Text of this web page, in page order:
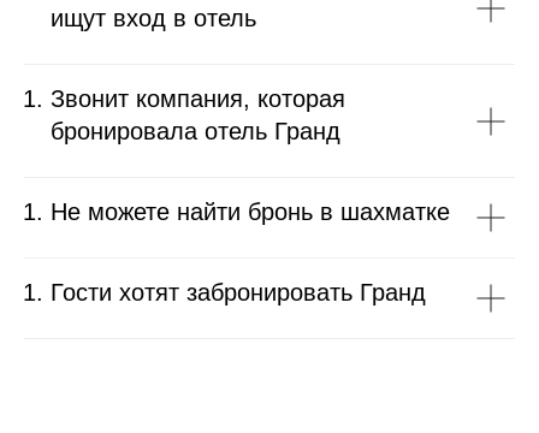
ищут вход в отель
Звонит компания, которая
бронировала отель Гранд
Не можете найти бронь в шахматке
Гости хотят забронировать Гранд